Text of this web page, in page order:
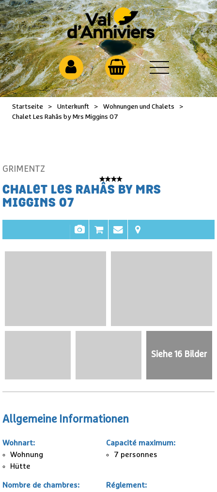
Startseite > Unterkunft > Wohnungen und Chalets
>
Chalet Les Rahâs by Mrs Miggins 07
CHALET LES RAHÂS BY MRS
MIGGINS 07
GRIMENTZ
Siehe 16 Bilder
Allgemeine Informationen
Wohnart:
Wohnung
Hütte
Capacité maximum:
7 personnes
Nombre de chambres:
Réglement: